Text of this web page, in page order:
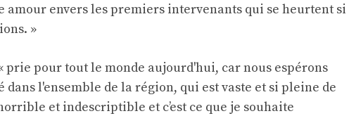
amour envers les premiers intervenants qui se heurtent si
»
pour tout le monde aujourd'hui, car nous espérons
l'ensemble de la région, qui est vaste et si pleine de
et indescriptible et c’est ce que je souhaite